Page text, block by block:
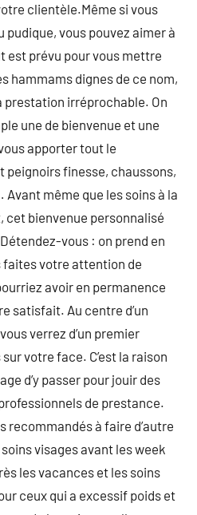
clientèle.Même si vous
pudique, vous pouvez aimer à
est prévu pour vous mettre
hammams dignes de ce nom,
prestation irréprochable. On
une de bienvenue et une
apporter tout le
peignoirs finesse, chaussons,
même que les soins à la
cet bienvenue personnalisé
vous : on prend en
faites votre attention de
avoir en permanence
satisfait. Au centre d’un
verrez d’un premier
votre face. C’est la raison
d’y passer pour jouir des
de prestance.
recommandés à faire d’autre
visages avant les week
les vacances et les soins
ceux qui a excessif poids et